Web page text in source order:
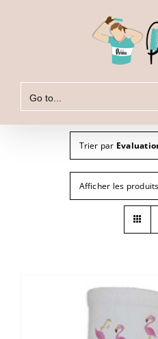
Go to...
Trier par
Afficher les produits